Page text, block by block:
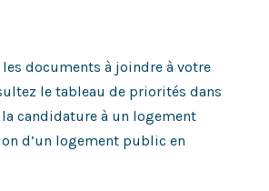
documents à joindre à votre
le tableau de priorités dans
candidature à un logement
d’un logement public en